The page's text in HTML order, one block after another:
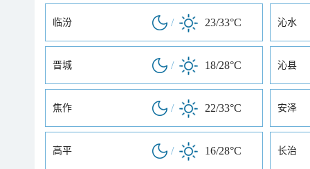
临汾 / 23/33°C 沁水
晋城 / 18/28°C 沁县
焦作 / 22/33°C 安泽
高平 / 16/28°C 长治